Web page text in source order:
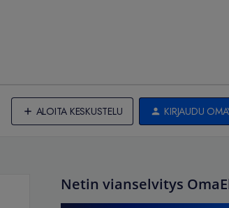
ALOITA KESKUSTELU KIRJAUDU
Netin vianselvitys